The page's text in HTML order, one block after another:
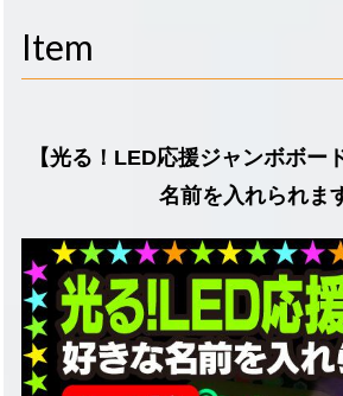
Item
【光る！LED応援ジャンボボー
名前を入れられま